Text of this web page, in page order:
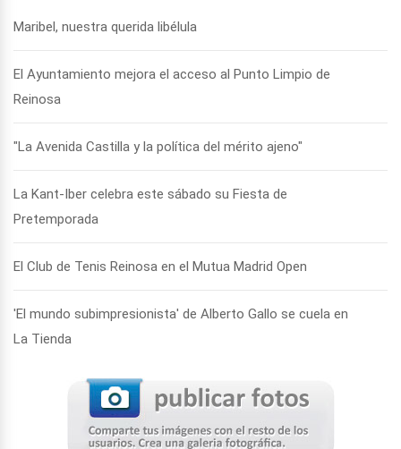
Maribel, nuestra querida libélula
El Ayuntamiento mejora el acceso al Punto Limpio de
Reinosa
"La Avenida Castilla y la política del mérito ajeno"
La Kant-Iber celebra este sábado su Fiesta de
Pretemporada
El Club de Tenis Reinosa en el Mutua Madrid Open
'El mundo subimpresionista' de Alberto Gallo se cuela en
La Tienda